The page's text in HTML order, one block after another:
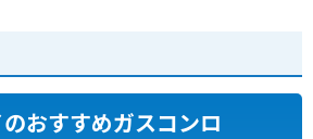
のおすすめガスコンロ